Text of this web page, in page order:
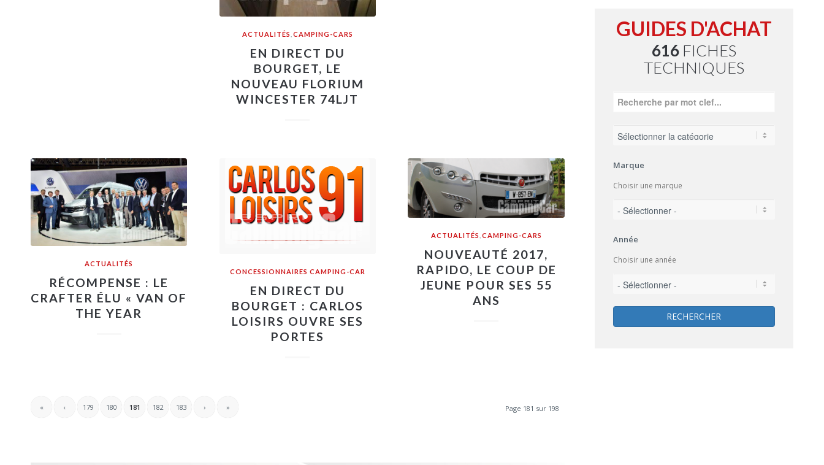
ACTUALITÉS CAMPING-CARS
EN DIRECT DU
BOURGET, LE
NOUVEAU FLORIUM
WINCESTER 74LJT
ACTUALITÉS
RÉCOMPENSE : LE
CRAFTER ÉLU « VAN OF
THE YEAR
CONCESSIONNAIRES CAMPING-CAR
EN DIRECT DU
BOURGET : CARLOS
LOISIRS OUVRE SES
PORTES
ACTUALITÉS CAMPING-CARS
NOUVEAUTÉ 2017,
RAPIDO, LE COUP DE
JEUNE POUR SES 55
ANS
Page 181 sur 198
« ‹ 179 180 181 182 183 › »
GUIDES D'ACHAT
616FICHES
TECHNIQUES
Marque
Choisir une marque
Année
Choisir une année
RECHERCHER